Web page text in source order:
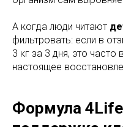
А когда люди читают
фильтровать: если в
3 кг за 3 дня, это часто
настоящее
Формула